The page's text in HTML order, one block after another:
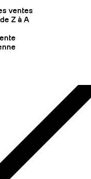
ventes
Z à A